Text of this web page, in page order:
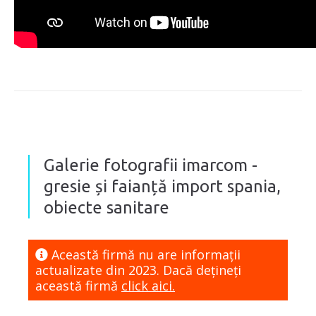
Galerie fotografii imarcom -
gresie și faianță import spania,
obiecte sanitare
Această firmă nu are informaţii
actualizate din 2023. Dacă dețineți
această firmă click aici.